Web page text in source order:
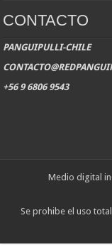
CONTACTO
PANGUIPULLI-CHILE
+56 9 6806 9543
Medio digital
Se prohibe el uso